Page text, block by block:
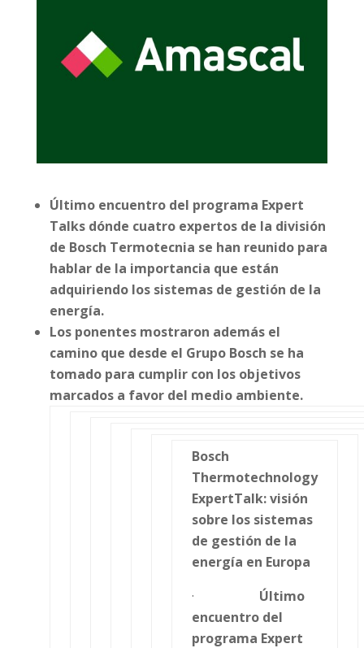
Último encuentro del programa Expert
Talks dónde cuatro expertos de la división
de Bosch Termotecnia se han reunido para
hablar de la importancia que están
adquiriendo los sistemas de gestión de la
energía.
Los ponentes mostraron además el
camino que desde el Grupo Bosch se ha
tomado para cumplir con los objetivos
marcados a favor del medio ambiente.
Bosch
Thermotechnology
ExpertTalk: visión
sobre los sistemas
de gestión de la
energía en Europa
· Último
encuentro del
programa Expert